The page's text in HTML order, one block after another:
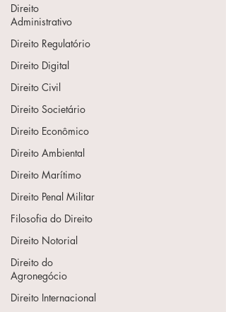
Direito
Administrativo
Direito Regulatório
Direito Digital
Direito Civil
Direito Societário
Direito Econômico
Direito Ambiental
Direito Marítimo
Direito Penal Militar
Filosofia do Direito
Direito Notorial
Direito do
Agronegócio
Direito Internacional